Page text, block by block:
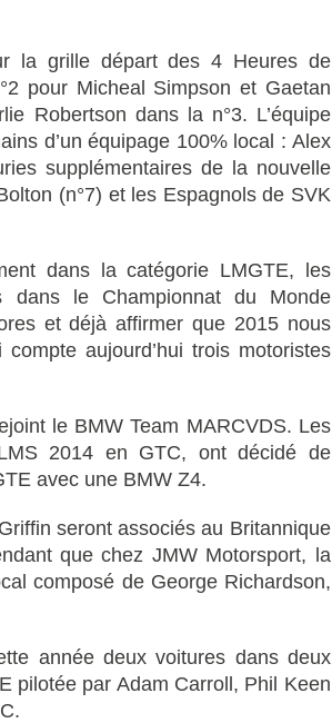
la grille départ des 4 Heures de
pour Micheal Simpson et Gaetan
Robertson dans la n°3. L’équipe
d’un équipage 100% local : Alex
supplémentaires de la nouvelle
(n°7) et les Espagnols de SVK
dans la catégorie LMGTE, les
dans le Championnat du Monde
et déjà affirmer que 2015 nous
aujourd’hui trois motoristes
le BMW Team MARCVDS. Les
2014 en GTC, ont décidé de
avec une BMW Z4.
seront associés au Britannique
que chez JMW Motorsport, la
composé de George Richardson,
année deux voitures dans deux
pilotée par Adam Carroll, Phil Keen